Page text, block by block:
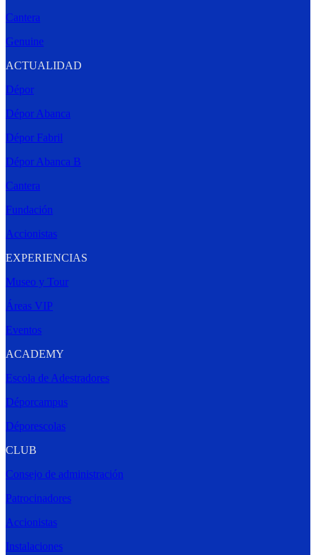
Cantera
Genuine
ACTUALIDAD
Dépor
Dépor Abanca
Dépor Fabril
Dépor Abanca B
Cantera
Fundación
Accionistas
EXPERIENCIAS
Museo y Tour
Áreas VIP
Eventos
ACADEMY
Escola de Adestradores
Déporcampus
Déporescolas
CLUB
Consejo de administración
Patrocinadores
Accionistas
Instalaciones